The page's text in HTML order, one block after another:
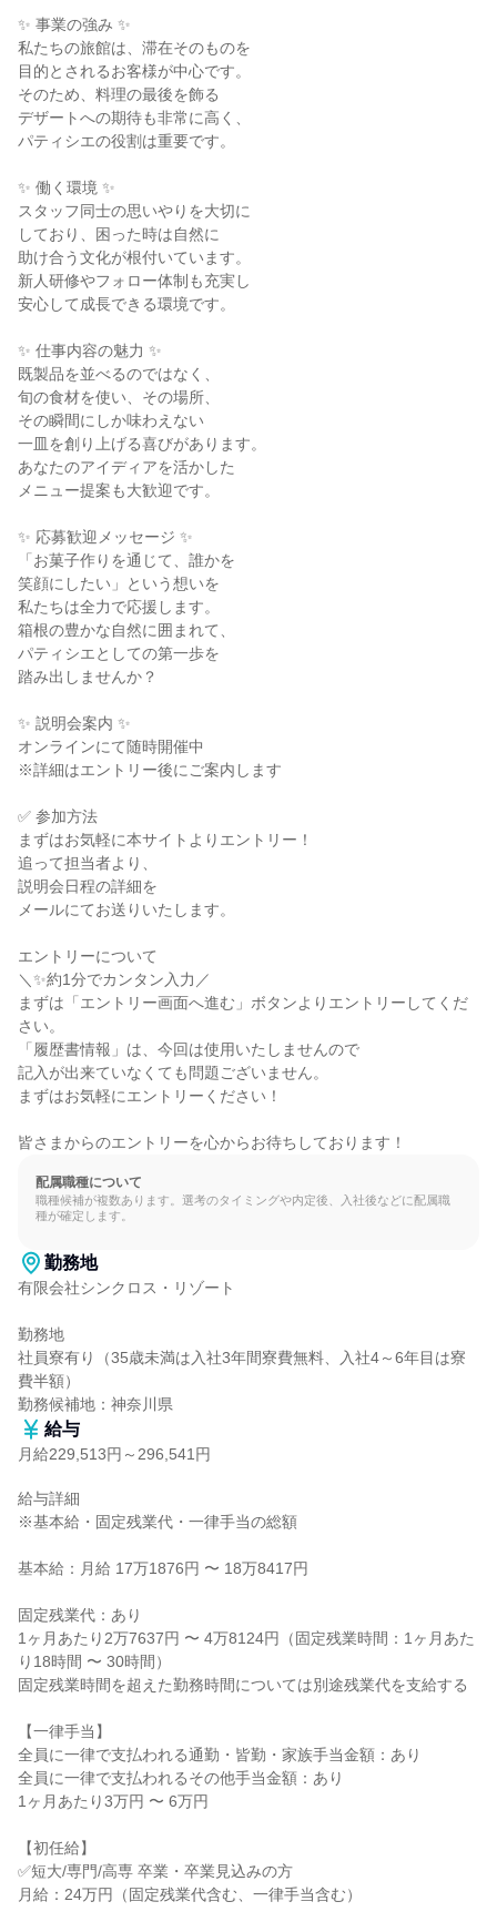
✨ 事業の強み ✨
私たちの旅館は、滞在そのものを
目的とされるお客様が中心です。
そのため、料理の最後を飾る
デザートへの期待も非常に高く、
パティシエの役割は重要です。
✨ 働く環境 ✨
スタッフ同士の思いやりを大切に
しており、困った時は自然に
助け合う文化が根付いています。
新人研修やフォロー体制も充実し
安心して成長できる環境です。
✨ 仕事内容の魅力 ✨
既製品を並べるのではなく、
旬の食材を使い、その場所、
その瞬間にしか味わえない
一皿を創り上げる喜びがあります。
あなたのアイディアを活かした
メニュー提案も大歓迎です。
✨ 応募歓迎メッセージ ✨
「お菓子作りを通じて、誰かを
笑顔にしたい」という想いを
私たちは全力で応援します。
箱根の豊かな自然に囲まれて、
パティシエとしての第一歩を
踏み出しませんか？
✨ 説明会案内 ✨
オンラインにて随時開催中
※詳細はエントリー後にご案内します
✅ 参加方法
まずはお気軽に本サイトよりエントリー！
追って担当者より、
説明会日程の詳細を
メールにてお送りいたします。
エントリーについて
＼✨約1分でカンタン入力／
まずは「エントリー画面へ進む」ボタンよりエントリーしてくだ
さい。
「履歴書情報」は、今回は使用いたしませんので
記入が出来ていなくても問題ございません。
まずはお気軽にエントリーください！
皆さまからのエントリーを心からお待ちしております！
配属職種について
職種候補が複数あります。選考のタイミングや内定後、入社後などに配属職
種が確定します。
勤務地
有限会社シンクロス・リゾート
勤務地
社員寮有り（35歳未満は入社3年間寮費無料、入社4～6年目は寮
費半額）
勤務候補地：神奈川県
給与
月給229,513円～296,541円
給与詳細
※基本給・固定残業代・一律手当の総額
基本給：月給 17万1876円 〜 18万8417円
固定残業代：あり
1ヶ月あたり2万7637円 〜 4万8124円（固定残業時間：1ヶ月あた
り18時間 〜 30時間）
固定残業時間を超えた勤務時間については別途残業代を支給する
【一律手当】
全員に一律で支払われる通勤・皆勤・家族手当金額：あり
全員に一律で支払われるその他手当金額：あり
1ヶ月あたり3万円 〜 6万円
【初任給】
✅短大/専門/高専 卒業・卒業見込みの方
月給：24万円（固定残業代含む、一律手当含む）